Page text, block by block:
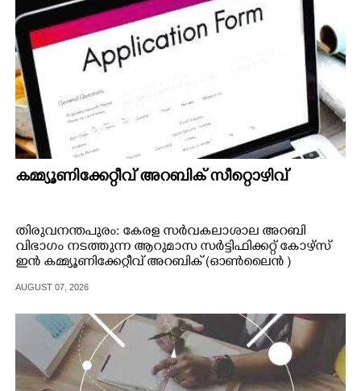
കമ്മ്യൂണിക്കേറ്റീവ് അറബിക് സീറ്റൊഴിവ്
തിരുവനന്തപുരം: കേരള സർവകലാശാല അറബി
വിഭാഗം നടത്തുന്ന ആറുമാസ സർട്ടിഫിക്കറ്റ് കോഴ്സ്
ഇൻ കമ്മ്യൂണിക്കേറ്റീവ് അറബിക് (ഓൺലൈൻ )
AUGUST 07, 2026